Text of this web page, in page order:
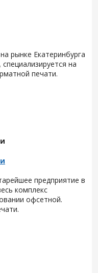
рынке Екатеринбурга
на
печати.
предприятие в
комплекс
офсетной.